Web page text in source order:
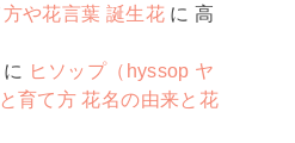
や花言葉 誕生花に高
に ヒソップ（hyssop ヤ
育て方 花名の由来と花